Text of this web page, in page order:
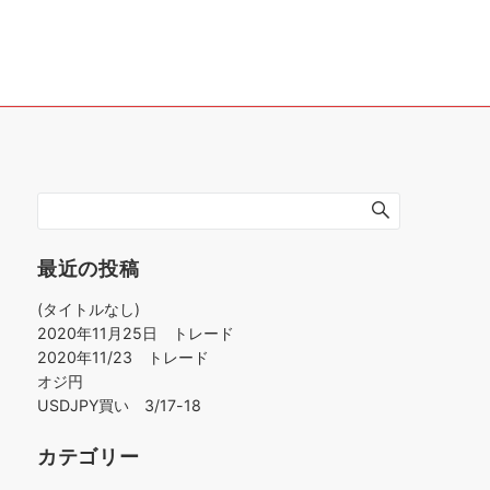
最近の投稿
(タイトルなし)
2020年11月25日 トレード
2020年11/23 トレード
オジ円
USDJPY買い 3/17-18
カテゴリー